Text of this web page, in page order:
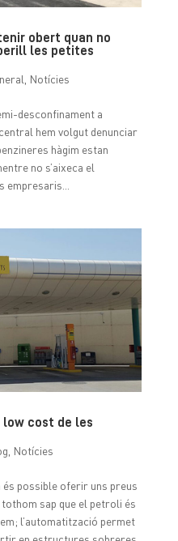
obert quan no
les petites
Notícies
desconfinament a
hem volgut denunciar
hàgim estan
no s’aixeca el
low cost de les
, Notícies
és possible oferir uns preus
sap que el petroli és
l’automatització permet